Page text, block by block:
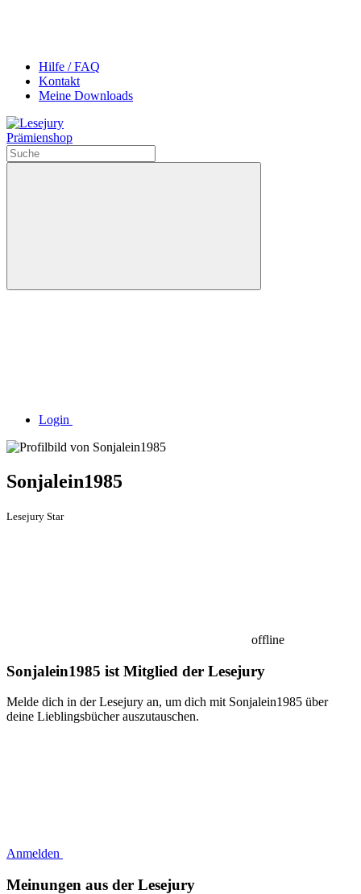
Hilfe / FAQ
Kontakt
Meine Downloads
Prämienshop
Login
Sonjalein1985
Lesejury Star
offline
Sonjalein1985 ist Mitglied der Lesejury
Melde dich in der Lesejury an, um dich mit Sonjalein1985 über
deine Lieblingsbücher auszutauschen.
Anmelden
Meinungen aus der Lesejury